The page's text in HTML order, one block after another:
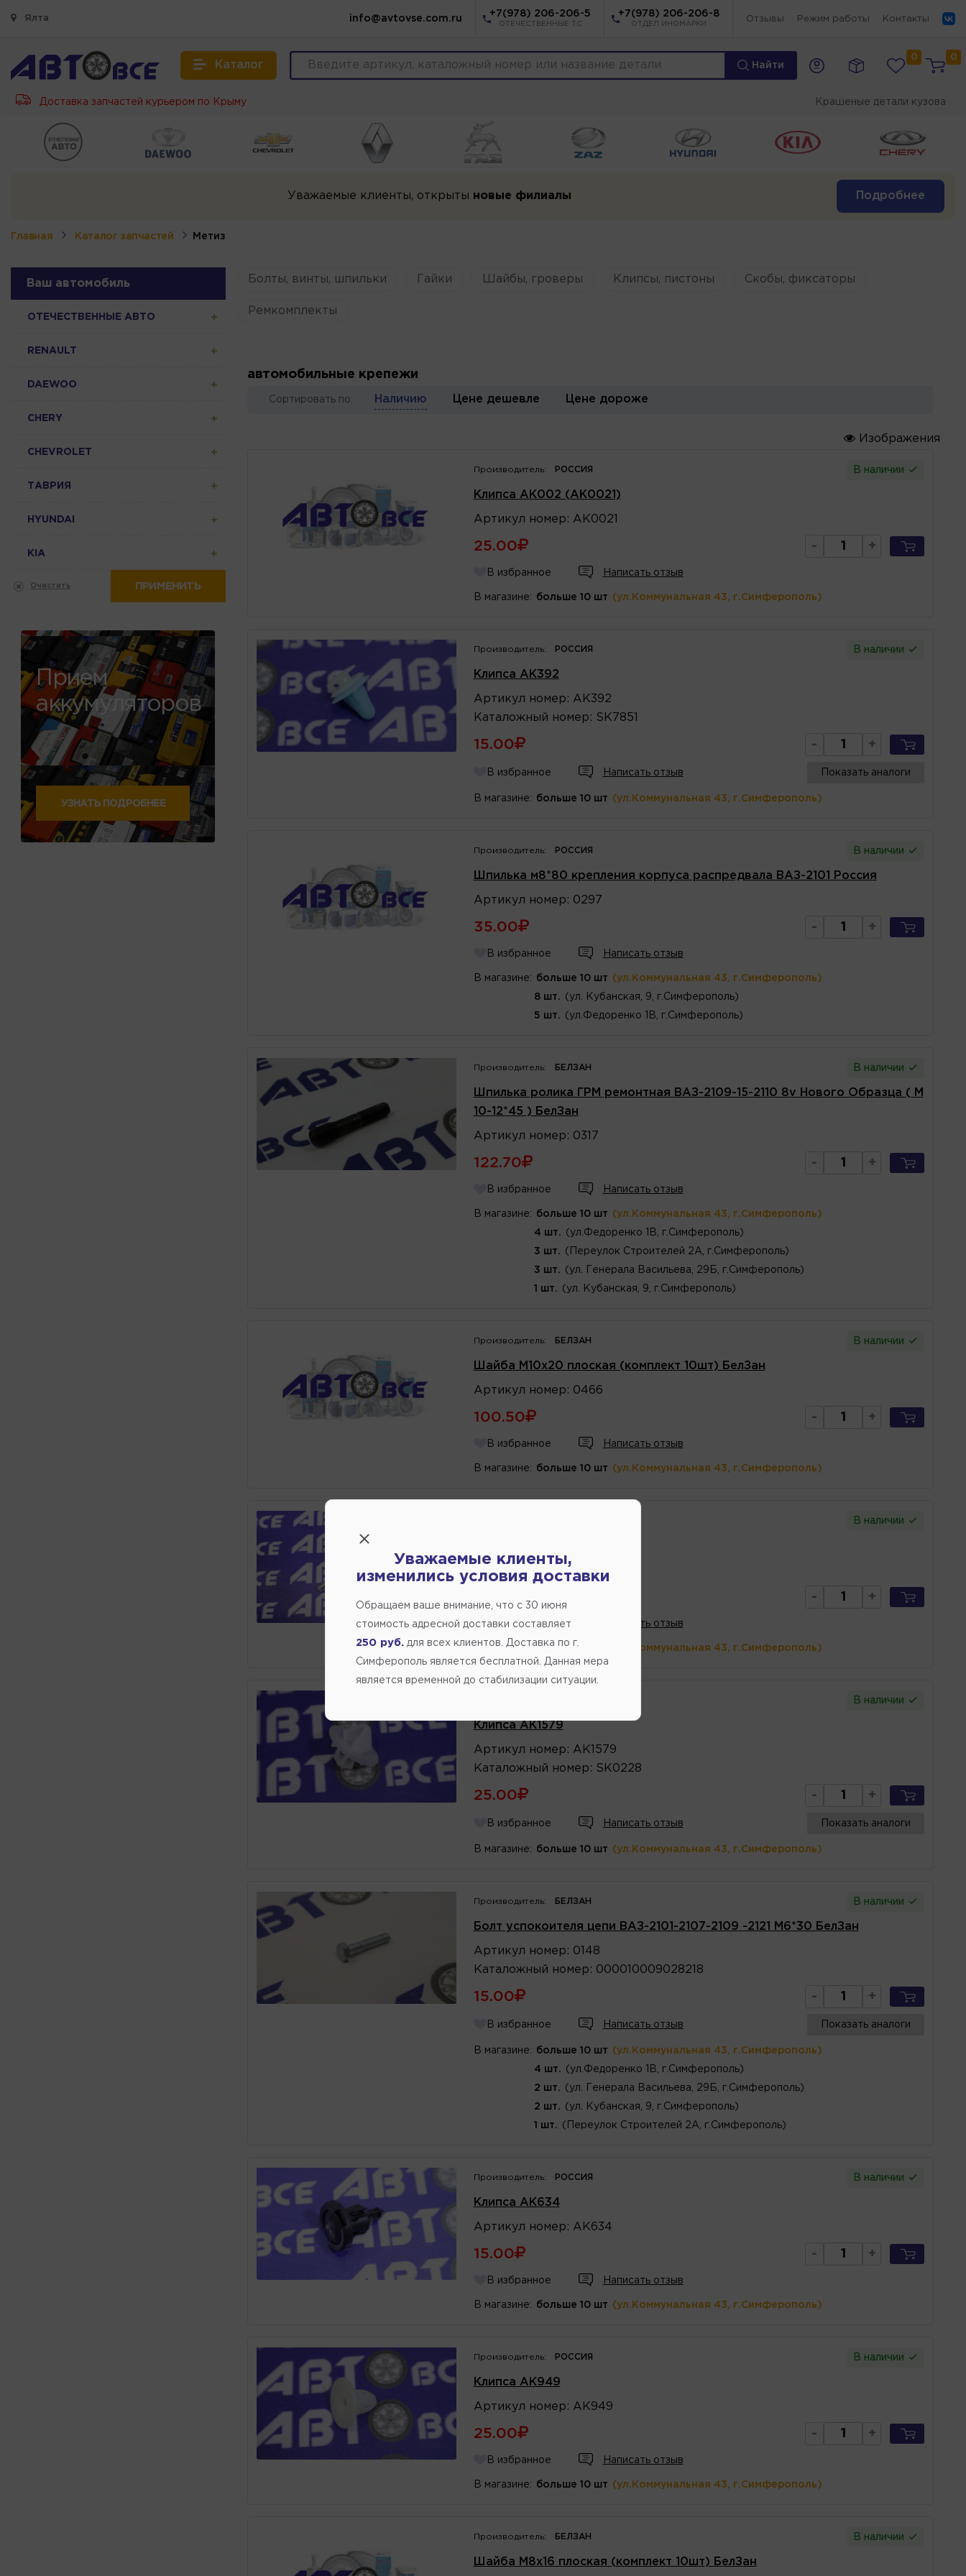
Ялта info@avtovse.com.ru
+7(978) 206-206-5
ОТЕЧЕСТВЕННЫЕ ТС
+7(978) 206-206-8
ОТДЕЛ ИНОМАРКИ
Отзывы Режим работы Контакты
Каталог Найти
0 0
Доставка запчастей курьером по Крыму Крашеные детали кузова
Уважаемые клиенты, открыты новые филиалы Подробнее
Главная Каталог запчастей Метиз
Ваш автомобиль
ОТЕЧЕСТВЕННЫЕ АВТО
RENAULT
DAEWOO
CHERY
CHEVROLET
ТАВРИЯ
HYUNDAI
KIA
Очистить ПРИМЕНИТЬ
Прием
аккумуляторов
УЗНАТЬ ПОДРОБНЕЕ
Болты, винты, шпильки Гайки Шайбы, гроверы Клипсы, пистоны Скобы, фиксаторы
Ремкомплекты
автомобильные крепежи
Сортировать по: Наличию Цене дешевле Цене дороже
Изображения
Производитель: РОССИЯ В наличии
Клипса AK002 (AK0021)
Артикул номер : AK0021
25.00 - +
В избранное Написать отзыв
В магазине: больше 10 шт (ул.Коммунальная 43, г.Симферополь)
Производитель: РОССИЯ В наличии
Клипса AK392
Артикул номер : AK392
Каталожный номер : SK7851
15.00 - +
В избранное Написать отзыв Показать аналоги
В магазине: больше 10 шт (ул.Коммунальная 43, г.Симферополь)
Производитель: РОССИЯ В наличии
Шпилька м8*80 крепления корпуса распредвала ВАЗ-2101 Россия
Артикул номер : 0297
35.00 - +
В избранное Написать отзыв
В магазине: больше 10 шт (ул.Коммунальная 43, г.Симферополь)
8 шт. (ул. Кубанская, 9, г.Симферополь)
5 шт. (ул.Федоренко 1В, г.Симферополь)
Производитель: БЕЛЗАН В наличии
Шпилька ролика ГРМ ремонтная ВАЗ-2109-15-2110 8v Нового Образца ( М
10-12*45 ) БелЗан
Артикул номер : 0317
122.70 - +
В избранное Написать отзыв
В магазине: больше 10 шт (ул.Коммунальная 43, г.Симферополь)
4 шт. (ул.Федоренко 1В, г.Симферополь)
3 шт. (Переулок Строителей 2А, г.Симферополь)
3 шт. (ул. Генерала Васильева, 29Б, г.Симферополь)
1 шт. (ул. Кубанская, 9, г.Симферополь)
Производитель: БЕЛЗАН В наличии
Шайба М10х20 плоская (комплект 10шт) БелЗан
Артикул номер : 0466
100.50 - +
В избранное Написать отзыв
В магазине: больше 10 шт (ул.Коммунальная 43, г.Симферополь)
В наличии
:
- +
В избранное Написать отзыв
В магазине: больше 10 шт (ул.Коммунальная 43, г.Симферополь)
В наличии
Клипса AK1579
Артикул номер : AK1579
Каталожный номер : SK0228
25.00 - +
В избранное Написать отзыв Показать аналоги
В магазине: больше 10 шт (ул.Коммунальная 43, г.Симферополь)
Производитель: БЕЛЗАН В наличии
Болт успокоителя цепи ВАЗ-2101-2107-2109 -2121 М6*30 БелЗан
Артикул номер : 0148
Каталожный номер : 000010009028218
15.00 - +
В избранное Написать отзыв Показать аналоги
В магазине: больше 10 шт (ул.Коммунальная 43, г.Симферополь)
4 шт. (ул.Федоренко 1В, г.Симферополь)
2 шт. (ул. Генерала Васильева, 29Б, г.Симферополь)
2 шт. (ул. Кубанская, 9, г.Симферополь)
1 шт. (Переулок Строителей 2А, г.Симферополь)
Производитель: РОССИЯ В наличии
Клипса AK634
Артикул номер : AK634
15.00 - +
В избранное Написать отзыв
В магазине: больше 10 шт (ул.Коммунальная 43, г.Симферополь)
Производитель: РОССИЯ В наличии
Клипса AK949
Артикул номер : AK949
25.00 - +
В избранное Написать отзыв
В магазине: больше 10 шт (ул.Коммунальная 43, г.Симферополь)
Производитель: БЕЛЗАН В наличии
Шайба М8х16 плоская (комплект 10шт) БелЗан
Уважаемые клиенты,
изменились условия доставки
Обращаем ваше внимание, что c 30 июня
стоимость адресной доставки составляет
250 руб. для всех клиентов. Доставка по г.
Симферополь является бесплатной. Данная мера
является временной до стабилизации ситуации.